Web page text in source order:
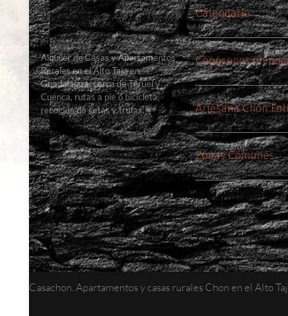
Alquiler de Casas y Apartamentos
Rurales en el Alto Tajo en
Guadalajara, cerca de Teruel y
Cuenca, rutas a pie o bicicleta,
recogida de setas y trufas.
Calendario
Conócenos un
Artesana Chon
Zonas Comunes
Casachon. Apartamentos y casas rurales Chon en el Alto